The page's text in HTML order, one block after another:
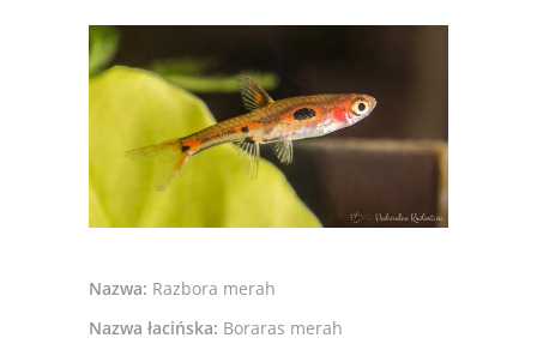
Nazwa: Razbora merah
Nazwa łacińska: Boraras merah